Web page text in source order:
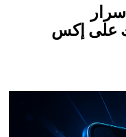
على إكس